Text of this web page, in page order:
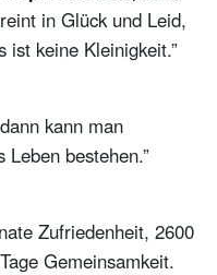
in Glück und Leid,
ist keine Kleinigkeit.”
kann man
bestehen.”
Zufriedenheit, 2600
Gemeinsamkeit.